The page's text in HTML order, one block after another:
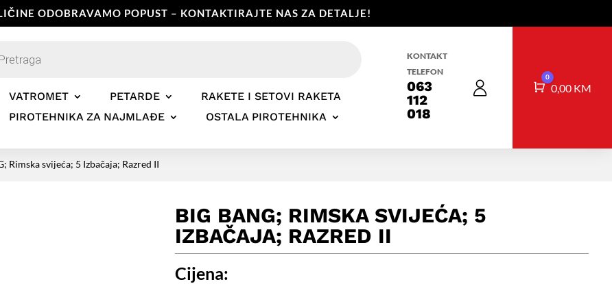
ODOBRAVAMO POPUST – KONTAKTIRAJTE NAS ZA DETALJE!
VATROMET PETARDE
RAKETE I SETOVI RAKETA
PIROTEHNIKA ZA NAJMLAĐE
OSTALA PIROTEHNIKA
KONTAKT
TELEFON
063
112
018
Košarica
0
0,00 KM
Rimska svijeća; 5 Izbačaja; Razred II
BIG BANG; RIMSKA SVIJEĆA; 5
IZBAČAJA; RAZRED II
Cijena: